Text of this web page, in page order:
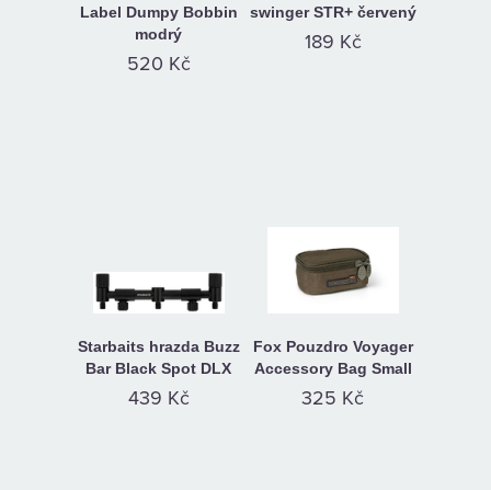
Label Dumpy Bobbin
modrý
520 Kč
swinger STR+ červený
189 Kč
Starbaits hrazda Buzz
Bar Black Spot DLX
439 Kč
Fox Pouzdro Voyager
Accessory Bag Small
325 Kč